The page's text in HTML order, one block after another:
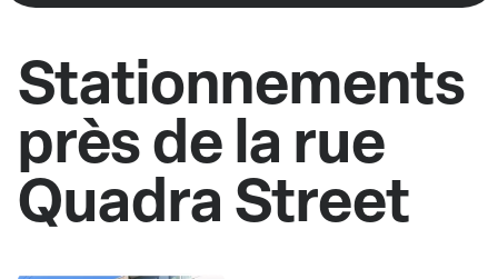
Stationnements
près de la rue
Quadra Street